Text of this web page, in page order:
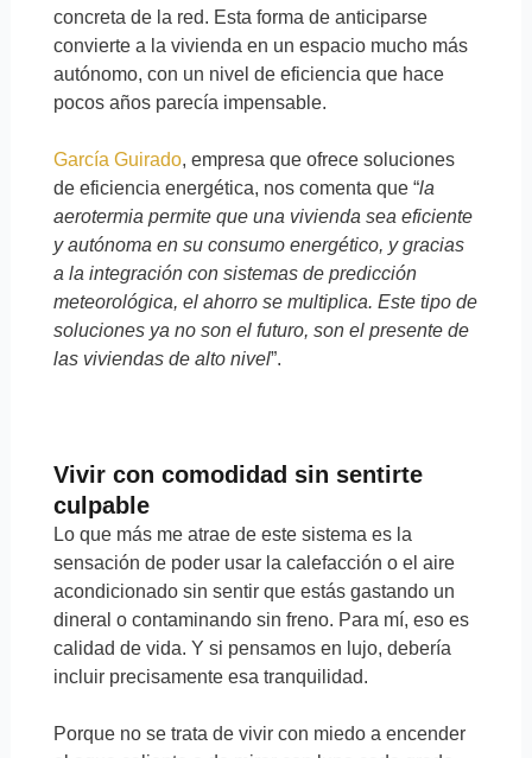
concreta de la red. Esta forma de anticiparse
convierte a la vivienda en un espacio mucho más
autónomo, con un nivel de eficiencia que hace
pocos años parecía impensable.
García Guirado, empresa que ofrece soluciones
de eficiencia energética, nos comenta que “la
aerotermia permite que una vivienda sea eficiente
y autónoma en su consumo energético, y gracias
a la integración con sistemas de predicción
meteorológica, el ahorro se multiplica. Este tipo de
soluciones ya no son el futuro, son el presente de
las viviendas de alto nivel”.
Vivir con comodidad sin sentirte
culpable
Lo que más me atrae de este sistema es la
sensación de poder usar la calefacción o el aire
acondicionado sin sentir que estás gastando un
dineral o contaminando sin freno. Para mí, eso es
calidad de vida. Y si pensamos en lujo, debería
incluir precisamente esa tranquilidad.
Porque no se trata de vivir con miedo a encender